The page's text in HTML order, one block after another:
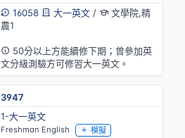
16058
大一英文/
文學院,精
農1
50分以上方能續修下期；曾參加英
文分級測驗方可修習大一英文。
3947
1-大一英文
Freshman English 模擬